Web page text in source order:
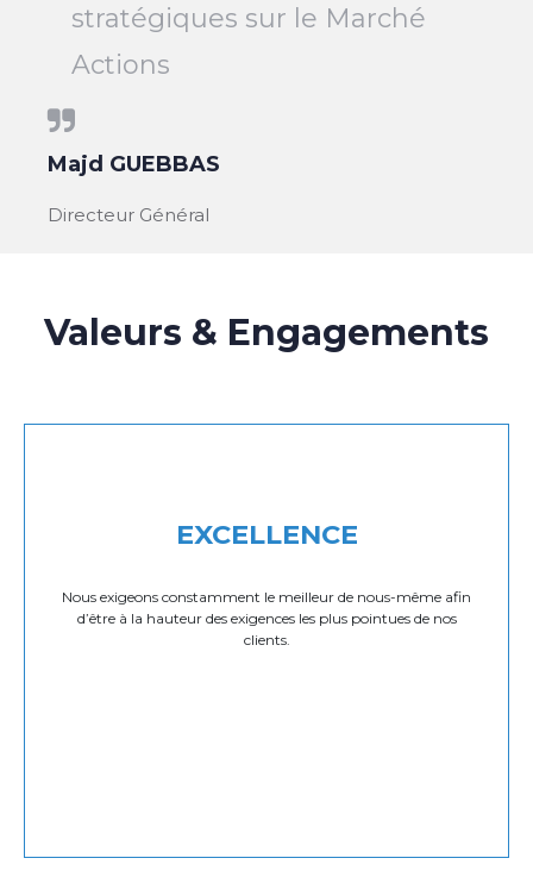
stratégiques sur le Marché
Actions
Majd GUEBBAS
Directeur Général
Valeurs & Engagements
EXCELLENCE
Nous exigeons constamment le meilleur de nous-même afin
d’être à la hauteur des exigences les plus pointues de nos
clients.